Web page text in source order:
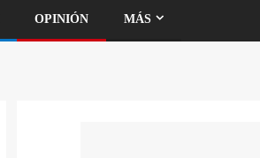
OPINIÓN MÁS